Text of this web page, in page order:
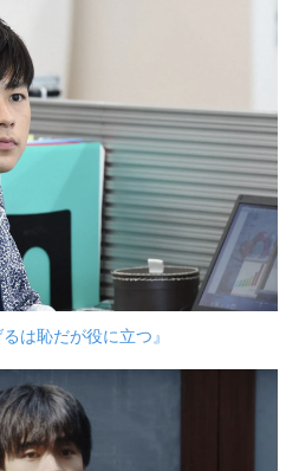
は恥だが役に立つ』